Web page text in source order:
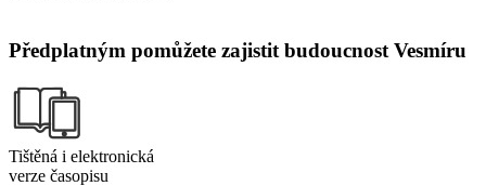
Předplatným pomůžete zajistit budoucnost Vesmíru
Tištěná i elektronická
verze časopisu